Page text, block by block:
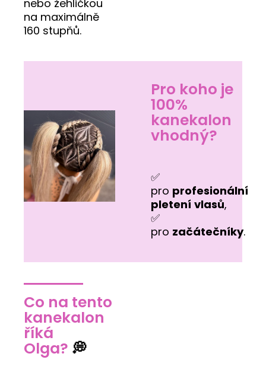
nebo žehličkou
na maximálně
160 stupňů.
Pro koho je
100%
kanekalon
vhodný?
✅
pro profesionální
pletení vlasů,
✅
pro začátečníky.
Co na tento
kanekalon
říká
Olga? 💭